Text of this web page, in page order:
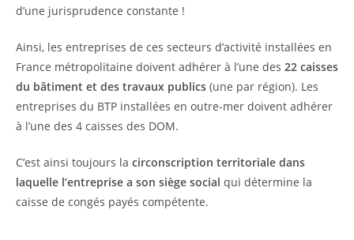
d’une jurisprudence constante !
Ainsi, les entreprises de ces secteurs d’activité installées en
France métropolitaine doivent adhérer à l’une des 22 caisses
du bâtiment et des travaux publics (une par région). Les
entreprises du BTP installées en outre-mer doivent adhérer
à l’une des 4 caisses des DOM.
C’est ainsi toujours la circonscription territoriale dans
laquelle l’entreprise a son siège social qui détermine la
caisse de congés payés compétente.